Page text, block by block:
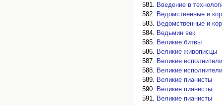
Введение в
Ведомственные и
Ведомственные и
Ведьмин век
Великие битвы
Великие живописцы
Великие
Великие
Великие пианисты
Великие пианисты
Великие пианисты